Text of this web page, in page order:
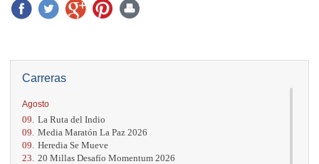
Carreras
Agosto
09. La Ruta del Indio
09. Media Maratón La Paz 2026
09. Heredia Se Mueve
23. 20 Millas Desafío Momentum 2026